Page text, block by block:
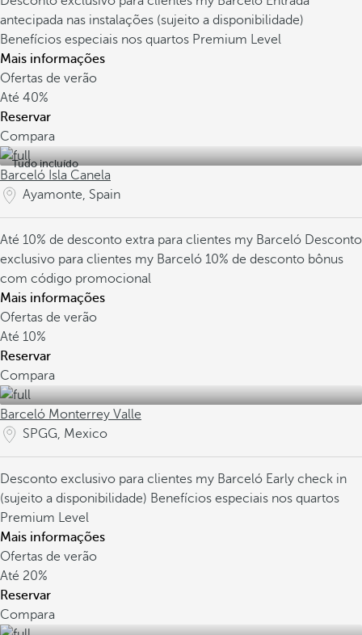
antecipada nas instalações (sujeito a disponibilidade)
Benefícios especiais nos quartos Premium Level
Mais informações
Ofertas de verão
Até 40%
Reservar
Compara
Tudo incluído
Barceló Isla Canela
Ayamonte, Spain
Até 10% de desconto extra para clientes my Barceló Desconto
exclusivo para clientes my Barceló 10% de desconto bônus
com código promocional
Mais informações
Ofertas de verão
Até 10%
Reservar
Compara
Barceló Monterrey Valle
SPGG, Mexico
Desconto exclusivo para clientes my Barceló Early check in
(sujeito a disponibilidade) Benefícios especiais nos quartos
Premium Level
Mais informações
Ofertas de verão
Até 20%
Reservar
Compara